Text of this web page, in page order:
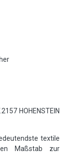
HOHENSTEIN
textile
Maßstab zur